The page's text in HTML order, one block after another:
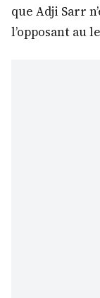
que Adji Sarr
l’opposant au